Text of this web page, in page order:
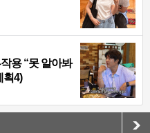
용 “못 알아봐
획4)